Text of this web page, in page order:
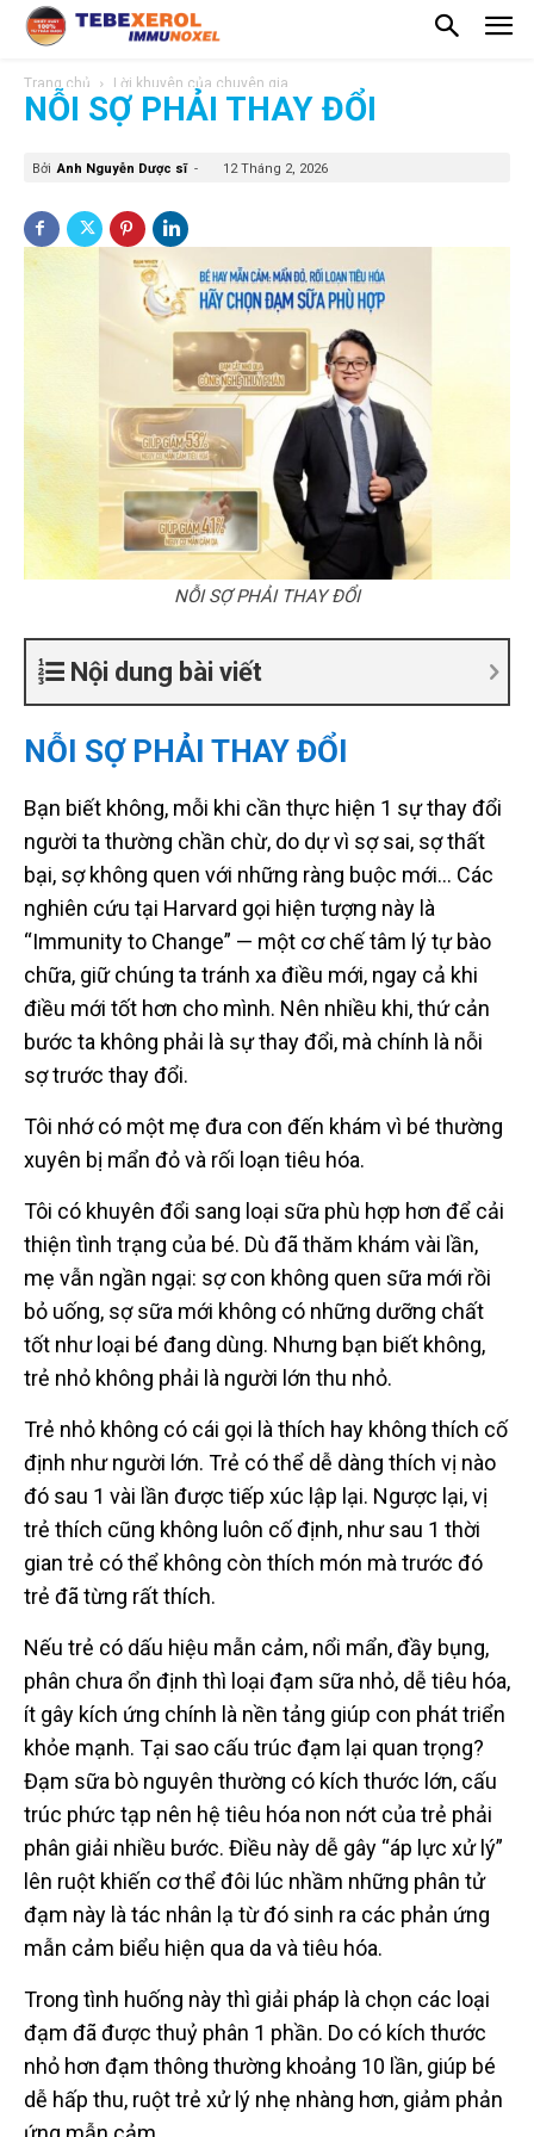
Trang chủ Lời khuyên của chuyên gia
NỖI SỢ PHẢI THAY ĐỔI
Bởi Anh Nguyễn Dược sĩ - 12 Tháng 2, 2026
NỖI SỢ PHẢI THAY ĐỔI
Nội dung bài viết
NỖI SỢ PHẢI THAY ĐỔI
Bạn biết không, mỗi khi cần thực hiện 1 sự thay đổi
người ta thường chần chừ, do dự vì sợ sai, sợ thất
bại, sợ không quen với những ràng buộc mới… Các
nghiên cứu tại Harvard gọi hiện tượng này là
“Immunity to Change” — một cơ chế tâm lý tự bào
chữa, giữ chúng ta tránh xa điều mới, ngay cả khi
điều mới tốt hơn cho mình. Nên nhiều khi, thứ cản
bước ta không phải là sự thay đổi, mà chính là nỗi
sợ trước thay đổi.
Tôi nhớ có một mẹ đưa con đến khám vì bé thường
xuyên bị mẩn đỏ và rối loạn tiêu hóa.
Tôi có khuyên đổi sang loại sữa phù hợp hơn để cải
thiện tình trạng của bé. Dù đã thăm khám vài lần,
mẹ vẫn ngần ngại: sợ con không quen sữa mới rồi
bỏ uống, sợ sữa mới không có những dưỡng chất
tốt như loại bé đang dùng. Nhưng bạn biết không,
trẻ nhỏ không phải là người lớn thu nhỏ.
Trẻ nhỏ không có cái gọi là thích hay không thích cố
định như người lớn. Trẻ có thể dễ dàng thích vị nào
đó sau 1 vài lần được tiếp xúc lập lại. Ngược lại, vị
trẻ thích cũng không luôn cố định, như sau 1 thời
gian trẻ có thể không còn thích món mà trước đó
trẻ đã từng rất thích.
Nếu trẻ có dấu hiệu mẫn cảm, nổi mẩn, đầy bụng,
phân chưa ổn định thì loại đạm sữa nhỏ, dễ tiêu hóa,
ít gây kích ứng chính là nền tảng giúp con phát triển
khỏe mạnh. Tại sao cấu trúc đạm lại quan trọng?
Đạm sữa bò nguyên thường có kích thước lớn, cấu
trúc phức tạp nên hệ tiêu hóa non nớt của trẻ phải
phân giải nhiều bước. Điều này dễ gây “áp lực xử lý”
lên ruột khiến cơ thể đôi lúc nhầm những phân tử
đạm này là tác nhân lạ từ đó sinh ra các phản ứng
mẫn cảm biểu hiện qua da và tiêu hóa.
Trong tình huống này thì giải pháp là chọn các loại
đạm đã được thuỷ phân 1 phần. Do có kích thước
nhỏ hơn đạm thông thường khoảng 10 lần, giúp bé
dễ hấp thu, ruột trẻ xử lý nhẹ nhàng hơn, giảm phản